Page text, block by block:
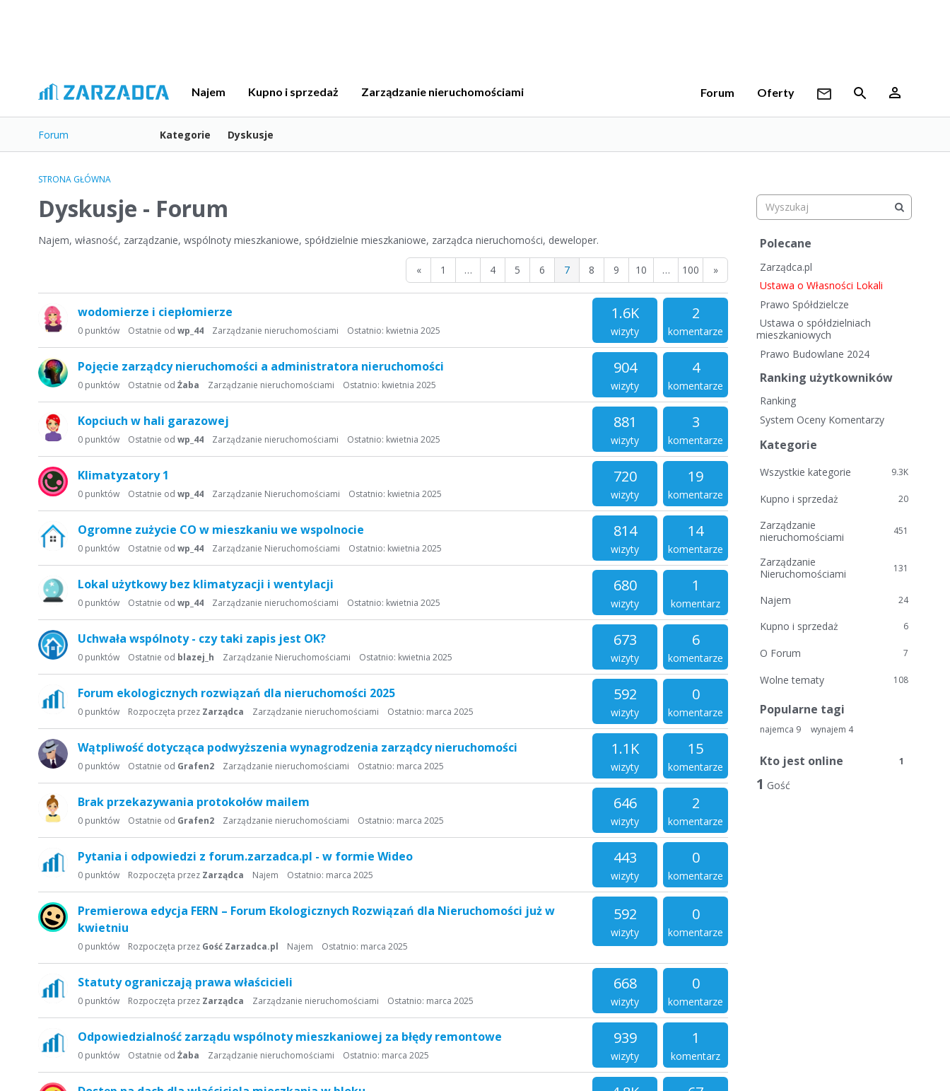
Najem Kupno i sprzedaż Zarządzanie nieruchomościami Forum Oferty
Forum Kategorie Dyskusje
STRONA GŁÓWNA
Dyskusje - Forum
Najem, własność, zarządzanie, wspólnoty mieszkaniowe, spółdzielnie mieszkaniowe, zarządca nieruchomości, deweloper.
« 1 … 4 5 6 7 8 9 10 … 100 »
t
a
d
s
y
j
wodomierze i ciepłomierze 1.6K
wizyty
2
komentarze
0 punktów Ostatnie od wp_44 Ostatnio: kwietnia 2025
Zarządzanie nieruchomościami
Pojęcie zarządcy nieruchomości a administratora nieruchomości 904
wizyty
4
komentarze
0 punktów Ostatnie od Żaba Ostatnio: kwietnia 2025
Zarządzanie nieruchomościami
Kopciuch w hali garazowej 881
wizyty
3
komentarze
0 punktów Ostatnie od wp_44 Ostatnio: kwietnia 2025
Zarządzanie nieruchomościami
Klimatyzatory 1 720
wizyty
19
komentarze
0 punktów Ostatnie od wp_44 Ostatnio: kwietnia 2025
Zarządzanie Nieruchomościami
Ogromne zużycie CO w mieszkaniu we wspolnocie 814
wizyty
14
komentarze
0 punktów Ostatnie od wp_44 Ostatnio: kwietnia 2025
Zarządzanie Nieruchomościami
Lokal użytkowy bez klimatyzacji i wentylacji 680
wizyty
1
komentarz
0 punktów Ostatnie od wp_44 Ostatnio: kwietnia 2025
Zarządzanie nieruchomościami
Uchwała wspólnoty - czy taki zapis jest OK? 673
wizyty
6
komentarze
0 punktów Ostatnie od blazej_h Ostatnio: kwietnia 2025
Zarządzanie Nieruchomościami
Forum ekologicznych rozwiązań dla nieruchomości 2025 592
wizyty
0
komentarze
0 punktów Rozpoczęta przez Zarządca Ostatnio: marca 2025
Zarządzanie nieruchomościami
Wątpliwość dotycząca podwyższenia wynagrodzenia zarządcy nieruchomości 1.1K
wizyty
15
komentarze
0 punktów Ostatnie od Grafen2 Ostatnio: marca 2025
Zarządzanie nieruchomościami
Brak przekazywania protokołów mailem 646
wizyty
2
komentarze
0 punktów Ostatnie od Grafen2 Ostatnio: marca 2025
Zarządzanie nieruchomościami
Pytania i odpowiedzi z forum.zarzadca.pl - w formie Wideo 443
wizyty
0
komentarze
0 punktów Rozpoczęta przez Zarządca Ostatnio: marca 2025
Najem
Premierowa edycja FERN – Forum Ekologicznych Rozwiązań dla Nieruchomości już w
kwietniu
592
wizyty
0
komentarze
0 punktów Rozpoczęta przez Gość Zarzadca.pl Ostatnio: marca 2025
Najem
Statuty ograniczają prawa właścicieli 668
wizyty
0
komentarze
0 punktów Rozpoczęta przez Zarządca Ostatnio: marca 2025
Zarządzanie nieruchomościami
Odpowiedzialność zarządu wspólnoty mieszkaniowej za błędy remontowe 939
wizyty
1
komentarz
0 punktów Ostatnie od Żaba Ostatnio: marca 2025
Zarządzanie nieruchomościami
S
y
b
k
e
n
k
Polecane
Zarządca.pl
Ustawa o Własności Lokali
Prawo Spółdzielcze
Ustawa o spółdzielniach
mieszkaniowych
Prawo Budowlane 2024
Ranking użytkowników
Ranking
System Oceny Komentarzy
Kategorie
9.3K
Wszystkie kategorie
20
Kupno i sprzedaż
451
Zarządzanie
nieruchomościami
131
Zarządzanie
Nieruchomościami
24
Najem
6
Kupno i sprzedaż
7
O Forum
108
Wolne tematy
Popularne tagi
najemca 9 wynajem 4
Kto jest online 1
1 Gość